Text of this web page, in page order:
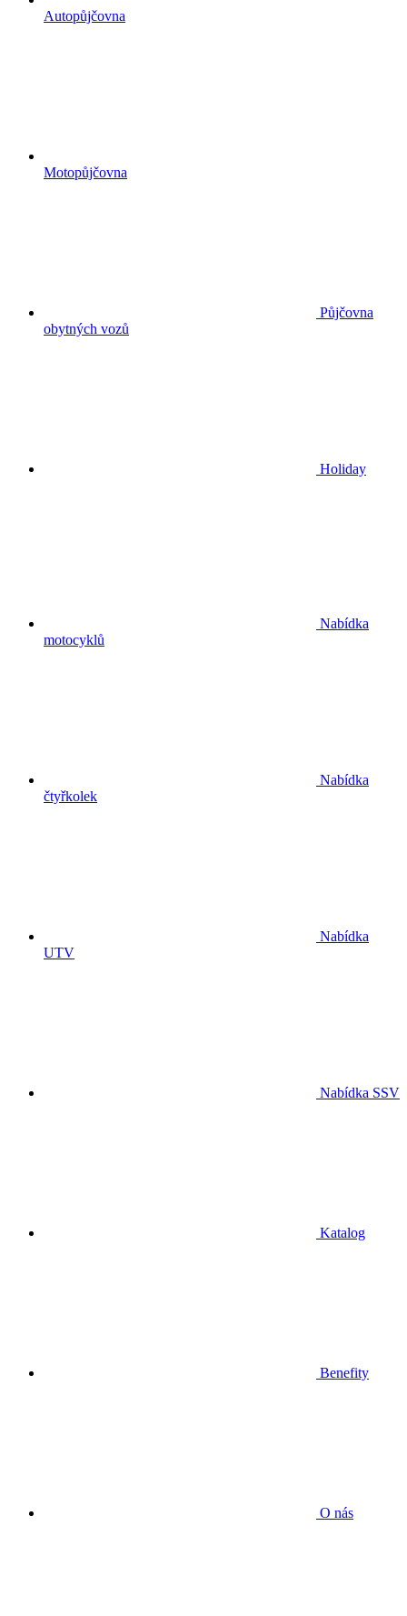
Autopůjčovna
Motopůjčovna
Půjčovna
obytných vozů
Holiday
Nabídka
motocyklů
Nabídka
čtyřkolek
Nabídka
UTV
Nabídka SSV
Katalog
Benefity
O nás